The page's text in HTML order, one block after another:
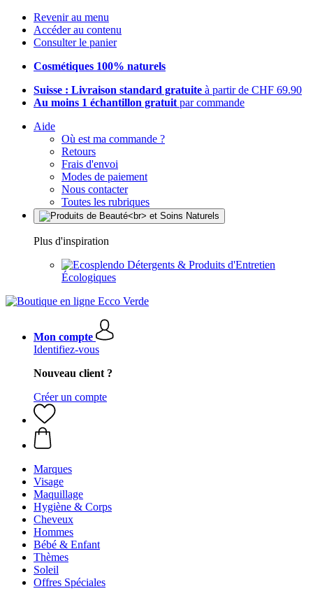
Revenir au menu
Accéder au contenu
Consulter le panier
Cosmétiques 100% naturels
Suisse : Livraison standard gratuite à partir de CHF 69.90
Au moins 1 échantillon gratuit par commande
Aide
Où est ma commande ?
Retours
Frais d'envoi
Modes de paiement
Nous contacter
Toutes les rubriques
Plus d'inspiration
Détergents & Produits d'Entretien
Écologiques
Mon compte
Identifiez-vous
Nouveau client ?
Créer un compte
Marques
Visage
Maquillage
Hygiène & Corps
Cheveux
Hommes
Bébé & Enfant
Thèmes
Soleil
Offres Spéciales